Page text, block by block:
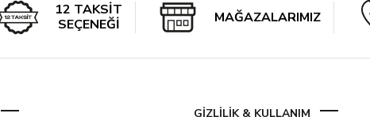
12 TAKSİT
SEÇENEĞİ
MAĞAZALARIMIZ
GİZLİLİK & KULLANIM